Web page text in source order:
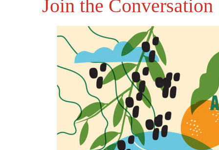
Join the Conversation